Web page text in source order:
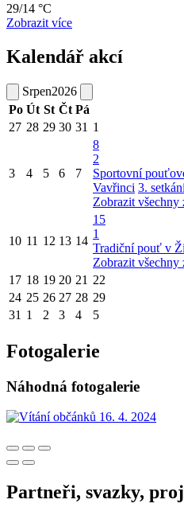
29/14 °C
Zobrazit více
Kalendář akcí
Srpen2026
Po Út St Čt Pá
27 28 29 30 31 1
3 4 5 6 7
8
2
Sportovní
Vavřinci 3.
Zobrazit všechny
10 11 12 13 14
15
1
Tradiční pouť v
Zobrazit všechny
17 18 19 20 21 22
24 25 26 27 28 29
31 1 2 3 4 5
Fotogalerie
Náhodná fotogalerie
Partneři, svazky,